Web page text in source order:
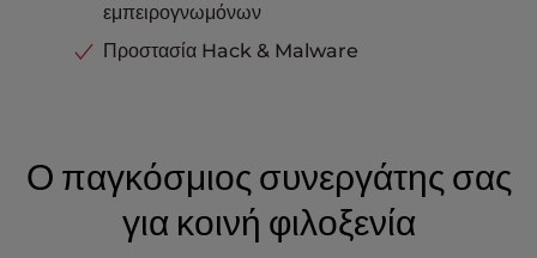
εμπειρογνωμόνων
Προστασία Hack & Malware
Ο παγκόσμιος συνεργάτης σας
για κοινή φιλοξενία